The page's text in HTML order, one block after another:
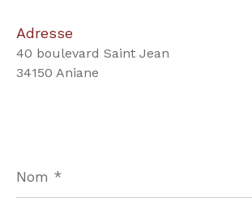
Adresse
40 boulevard Saint Jean
34150 Aniane
*